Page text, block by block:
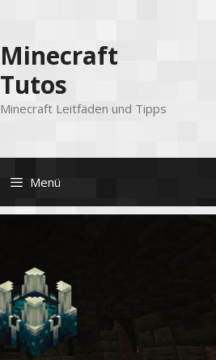
Minecraft
Tutos
Minecraft Leitfäden und Tipps
Menü